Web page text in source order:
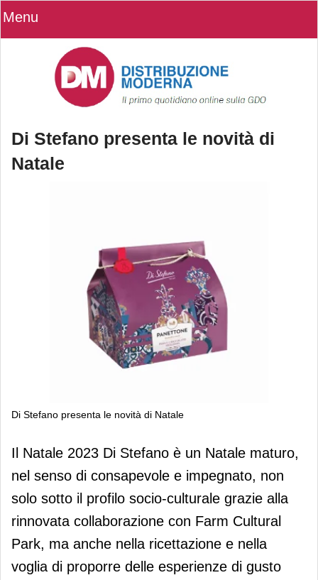
Menu
Di Stefano presenta le novità di
Natale
Di Stefano presenta le novità di Natale
Di Stefano presenta le novità di
Natale
Il Natale 2023 Di Stefano è un Natale maturo,
nel senso di consapevole e impegnato, non
solo sotto il profilo socio-culturale grazie alla
rinnovata collaborazione con Farm Cultural
Park, ma anche nella ricettazione e nella
voglia di proporre delle esperienze di gusto